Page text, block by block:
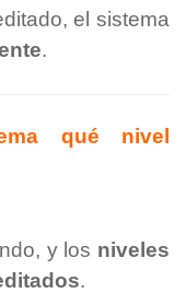
el sistema
.
qué nivel
y los niveles
.